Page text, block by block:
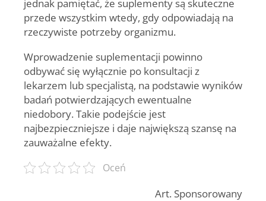
jednak pamiętać, że suplementy są skuteczne
przede wszystkim wtedy, gdy odpowiadają na
rzeczywiste potrzeby organizmu.
Wprowadzenie suplementacji powinno
odbywać się wyłącznie po konsultacji z
lekarzem lub specjalistą, na podstawie wyników
badań potwierdzających ewentualne
niedobory. Takie podejście jest
najbezpieczniejsze i daje największą szansę na
zauważalne efekty.
Oceń
Art. Sponsorowany